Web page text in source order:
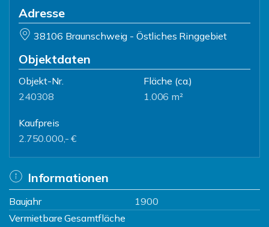
Adresse
38106 Braunschweig - Östliches Ringgebiet
Objektdaten
Objekt-Nr.
240308
Fläche (ca.)
1.006 m²
Kaufpreis
2.750.000,- €
Informationen
Baujahr
1900
Vermietbare Gesamtfläche